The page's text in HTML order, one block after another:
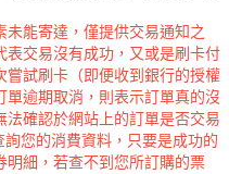
能寄達，僅提供交易通知之
表交易沒有成功，又或是刷卡付
嘗試刷卡（即便收到銀行的授權
單逾期取消，則表示訂單真的沒
確認於網站上的訂單是否交易
詢您的消費資料，只要是成功的
明細，若查不到您所訂購的票